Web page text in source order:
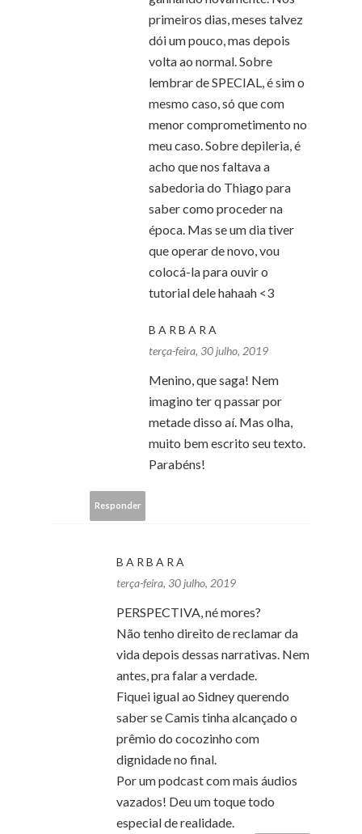
primeiros dias, meses talvez
dói um pouco, mas depois
volta ao normal. Sobre
lembrar de SPECIAL, é sim o
mesmo caso, só que com
menor comprometimento no
meu caso. Sobre depileria, é
acho que nos faltava a
sabedoria do Thiago para
saber como proceder na
época. Mas se um dia tiver
que operar de novo, vou
colocá-la para ouvir o
tutorial dele hahaah <3
B A R B A R A
terça-feira, 30 julho, 2019
Menino, que saga! Nem
imagino ter q passar por
metade disso aí. Mas olha,
muito bem escrito seu texto.
Parabéns!
Responder
B A R B A R A
terça-feira, 30 julho, 2019
PERSPECTIVA, né mores?
Não tenho direito de reclamar da
vida depois dessas narrativas. Nem
antes, pra falar a verdade.
Fiquei igual ao Sidney querendo
saber se Camis tinha alcançado o
prêmio do cocozinho com
dignidade no final.
Por um podcast com mais áudios
vazados! Deu um toque todo
especial de realidade.